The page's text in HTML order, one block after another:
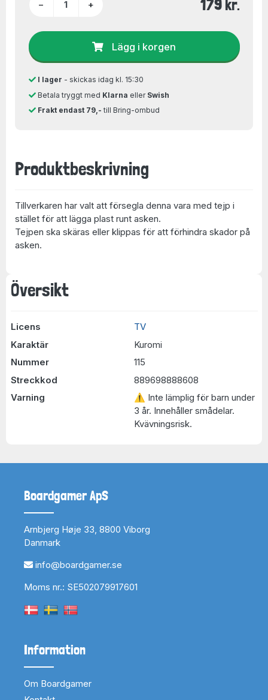
Översikt
Licens
TV
Karaktär
Kuromi
Nummer
115
Streckkod
889698888608
Varning
⚠ Inte lämplig för barn under
3 år. Innehåller smådelar.
Kvävningsrisk.
− + 179 kr.
Lägg i korgen
I lager - skickas idag kl. 15:30
Betala tryggt med Klarna eller Swish
Frakt endast 79,- till Bring-ombud
Produktbeskrivning
Tillverkaren har valt att försegla denna vara med tejp i
stället för att lägga plast runt asken.
Tejpen ska skäras eller klippas för att förhindra skador på
asken.
Boardgamer ApS
Arnbjerg Høje 33, 8800 Viborg
Danmark
info@boardgamer.se
Moms nr.: SE502079917601
Information
Om Boardgamer